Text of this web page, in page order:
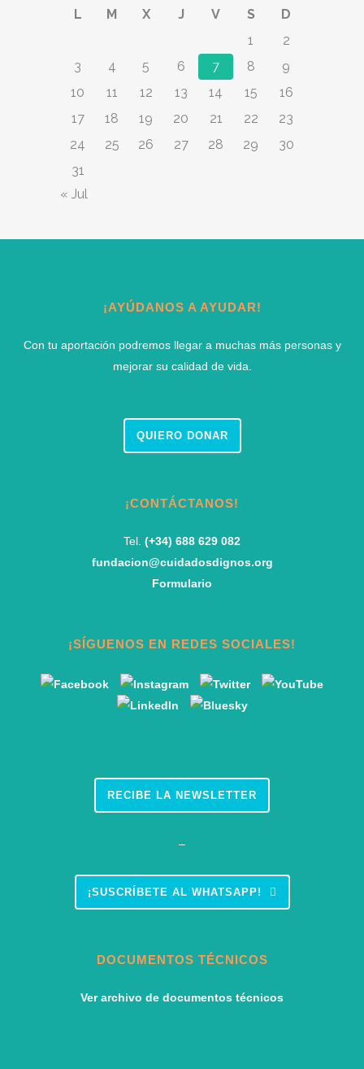
L M X J V S
D
1
2
3
4 5 6 7 8
9
10
11 12 13 14 15
16
17
18 19 20 21 22
23
24
25 26 27 28 29
30
31
« Jul
¡AYÚDANOS A AYUDAR!
Con tu aportación podremos llegar a muchas más personas y
mejorar su calidad de vida.
QUIERO DONAR
¡CONTÁCTANOS!
Tel. (+34) 688 629 082
fundacion@cuidadosdignos.org
Formulario
¡SÍGUENOS EN REDES SOCIALES!
RECIBE LA NEWSLETTER
–
¡SUSCRÍBETE AL WHATSAPP!
DOCUMENTOS TÉCNICOS
Ver archivo de documentos técnicos